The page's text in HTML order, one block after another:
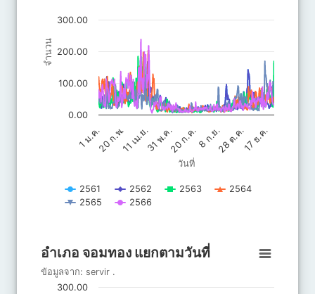
The chart has 1 Y axis displaying จำนวน. Data ranges from
วันที่
จำนวน
1 ม.ค. 20 ก.ค.
20 ก.พ.11 เม.ย.31 พ.ค. 8 ก.ย.28 ต.ค.17 ธ.ค.
0.00
100.00
200.00
300.00
2561 2562 2563
2564
2565
2566
อำเภอ จอมทอง แยกตามวันที่
Line chart with 6 lines.
ข้อมูลจาก: servir .
อำเภอ จอมทอง แยกตามวันที่
ข้อมูลจาก: servir .
300.00